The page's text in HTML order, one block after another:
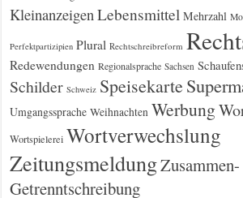
Kleinanzeigen Lebensmittel Mehrzahl
Perfektpartizipien Plural Rechtschreibreform
Redewendungen Regionalsprache Sachsen
Schilder Schweiz Speisekarte
Umgangssprache Weihnachten Werbung
Wortspielerei Wortverwechslung
Zeitungsmeldung
Getrenntschreibung